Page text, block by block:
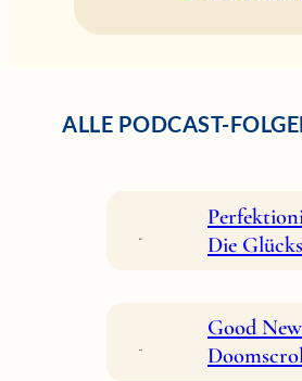
ALLE PODCAST-
Die
Good